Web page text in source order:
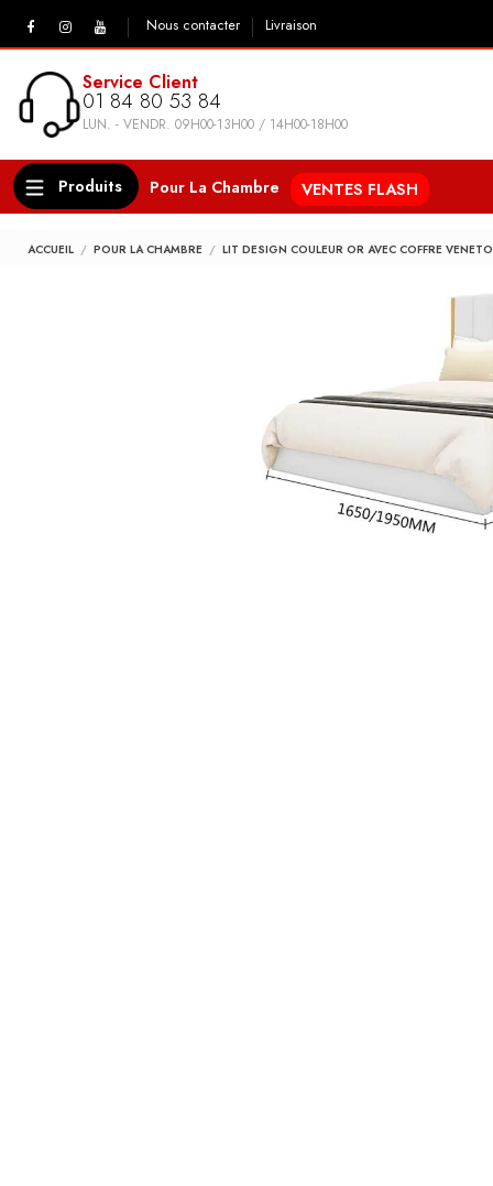
Nous contacter Livraison
Service Client
01 84 80 53 84
LUN. - VENDR. 09H00-13H00 / 14H00-18H00
Produits Pour La Chambre VENTES FLASH
ACCUEIL POUR LA CHAMBRE LIT DESIGN COULEUR OR AVEC COFFRE VENETO